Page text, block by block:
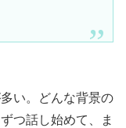
い。どんな背景の
つ話し始めて、ま